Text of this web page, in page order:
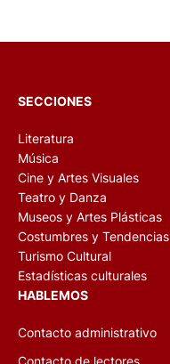
SECCIONES
Literatura
Música
Cine y Artes Visuales
Teatro y Danza
Museos y Artes Plásticas
Costumbres y Tendencias
Turismo Cultural
Estadísticas culturales
HABLEMOS
Contacto administrativo
Contacto de lectores